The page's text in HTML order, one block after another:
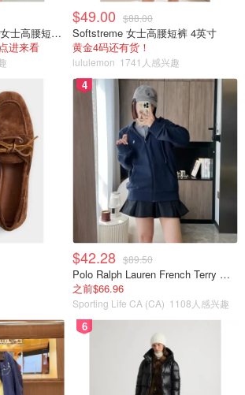
lululemon Softstreme 女士高腰短裤 10cm
进来看
$49.00 $88.00
Softstreme 女士高腰短裤 4英寸
黄金4码还有货！
lululemon 1741人感兴趣
4
$42.28 $89.50
Polo Ralph Lauren French Terry 女童连帽卫衣 7-16码
之前$66.96
Sporting Life CA (CA) 1108人感兴趣
6